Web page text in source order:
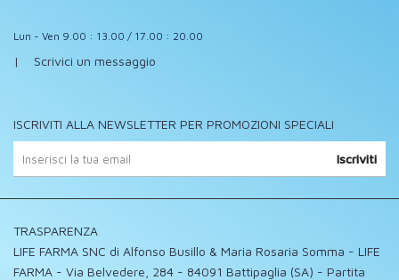
Lun - Ven 9.00 : 13.00 / 17.00 : 20.00
| Scrivici un messaggio
ISCRIVITI ALLA NEWSLETTER PER PROMOZIONI SPECIALI
Iscriviti
TRASPARENZA
LIFE FARMA SNC di Alfonso Busillo & Maria Rosaria Somma - LIFE
FARMA - Via Belvedere, 284 - 84091 Battipaglia (SA) - Partita